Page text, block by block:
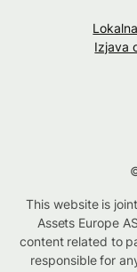
Izjava
This website is
Assets Europe
content related to
responsible for